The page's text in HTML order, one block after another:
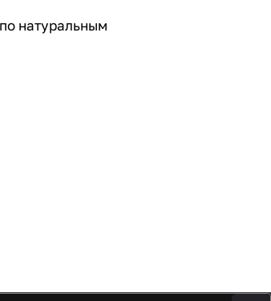
натуральным